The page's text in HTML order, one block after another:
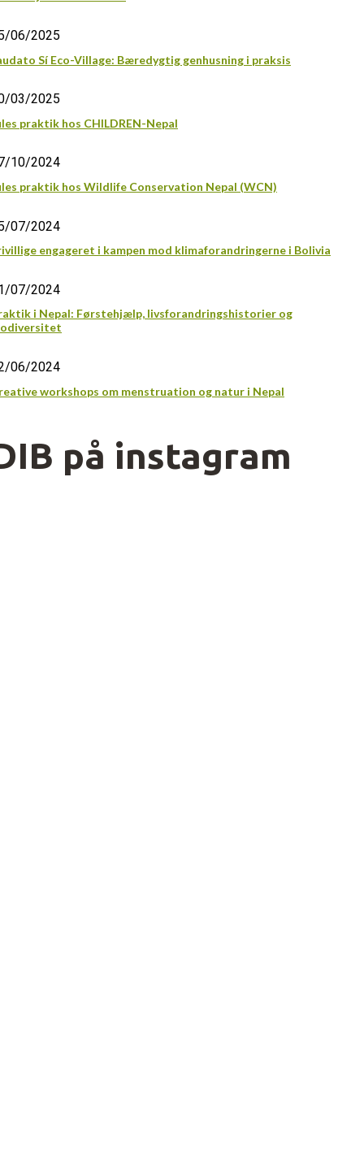
06/2025
Sí Eco-Village: Bæredygtig genhusning i praksis
03/2025
praktik hos CHILDREN-Nepal
10/2024
praktik hos Wildlife Conservation Nepal (WCN)
07/2024
engageret i kampen mod klimaforandringerne i Bolivia
07/2024
i Nepal: Førstehjælp, livsforandringshistorier og
06/2024
workshops om menstruation og natur i Nepal
på instagram